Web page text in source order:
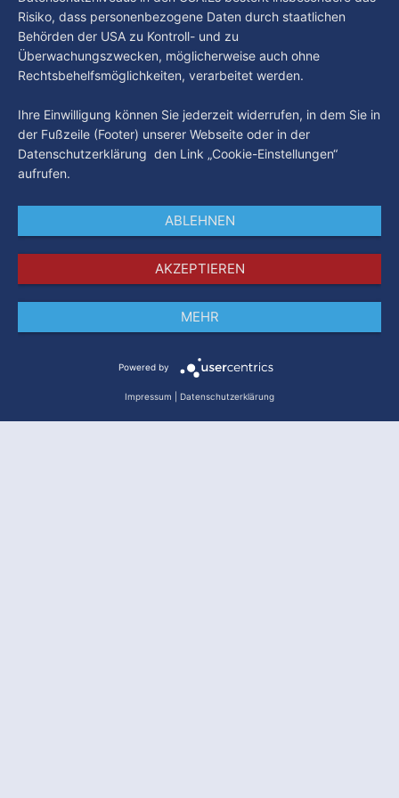
Datenschutz
Risiko, dass personenbezogene Daten durch staatlichen
Behörden der USA zu Kontroll- und zu
Überwachungszwecken, möglicherweise auch ohne
Rechtsbehelfsmöglichkeiten, verarbeitet werden.
Ihre Einwilligung können Sie jederzeit widerrufen, in dem Sie in
der Fußzeile (Footer) unserer Webseite oder in der
Datenschutzerklärung den Link „Cookie-Einstellungen“
aufrufen.
ABLEHNEN
AKZEPTIEREN
MEHR
Powered by
Impressum Datenschutzerklärung